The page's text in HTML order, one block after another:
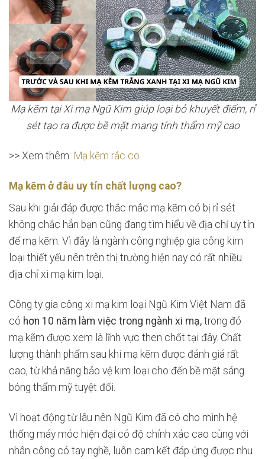
Mạ kẽm tại Xi mạ Ngũ Kim giúp loại bỏ khuyết điểm, rỉ
sét tạo ra được bề mặt mang tính thẩm mỹ cao
>> Xem thêm: Mạ kẽm rắc co
Mạ kẽm ở đâu uy tín chất lượng cao?
Sau khi giải đáp được thắc mắc mạ kẽm có bị rỉ sét
không chắc hẳn bạn cũng đang tìm hiểu về địa chỉ uy tín
để mạ kẽm. Vì đây là ngành công nghiệp gia công kim
loại thiết yếu nên trên thị trường hiện nay có rất nhiều
địa chỉ xi mạ kim loại.
Công ty gia công xi mạ kim loại Ngũ Kim Việt Nam đã
có hơn 10 năm làm việc trong ngành xi mạ, trong đó
mạ kẽm được xem là lĩnh vực then chốt tại đây. Chất
lượng thành phẩm sau khi mạ kẽm được đánh giá rất
cao, từ khả năng bảo vệ kim loại cho đến bề mặt sáng
bóng thẩm mỹ tuyệt đối.
Vì hoạt động từ lâu nên Ngũ Kim đã có cho mình hệ
thống máy móc hiện đại có độ chính xác cao cùng với
nhân công có tay nghề, luôn cam kết đáp ứng được nhu